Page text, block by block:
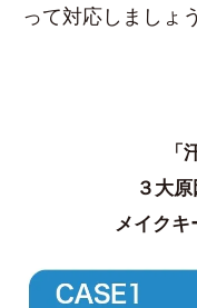
って対応しましょう
「
３大
メイクキ